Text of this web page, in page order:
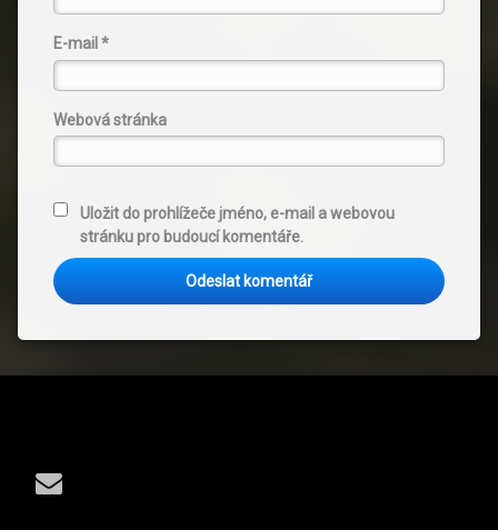
E-mail *
Webová stránka
Uložit do prohlížeče jméno, e-mail a webovou
stránku pro budoucí komentáře.
E-mail